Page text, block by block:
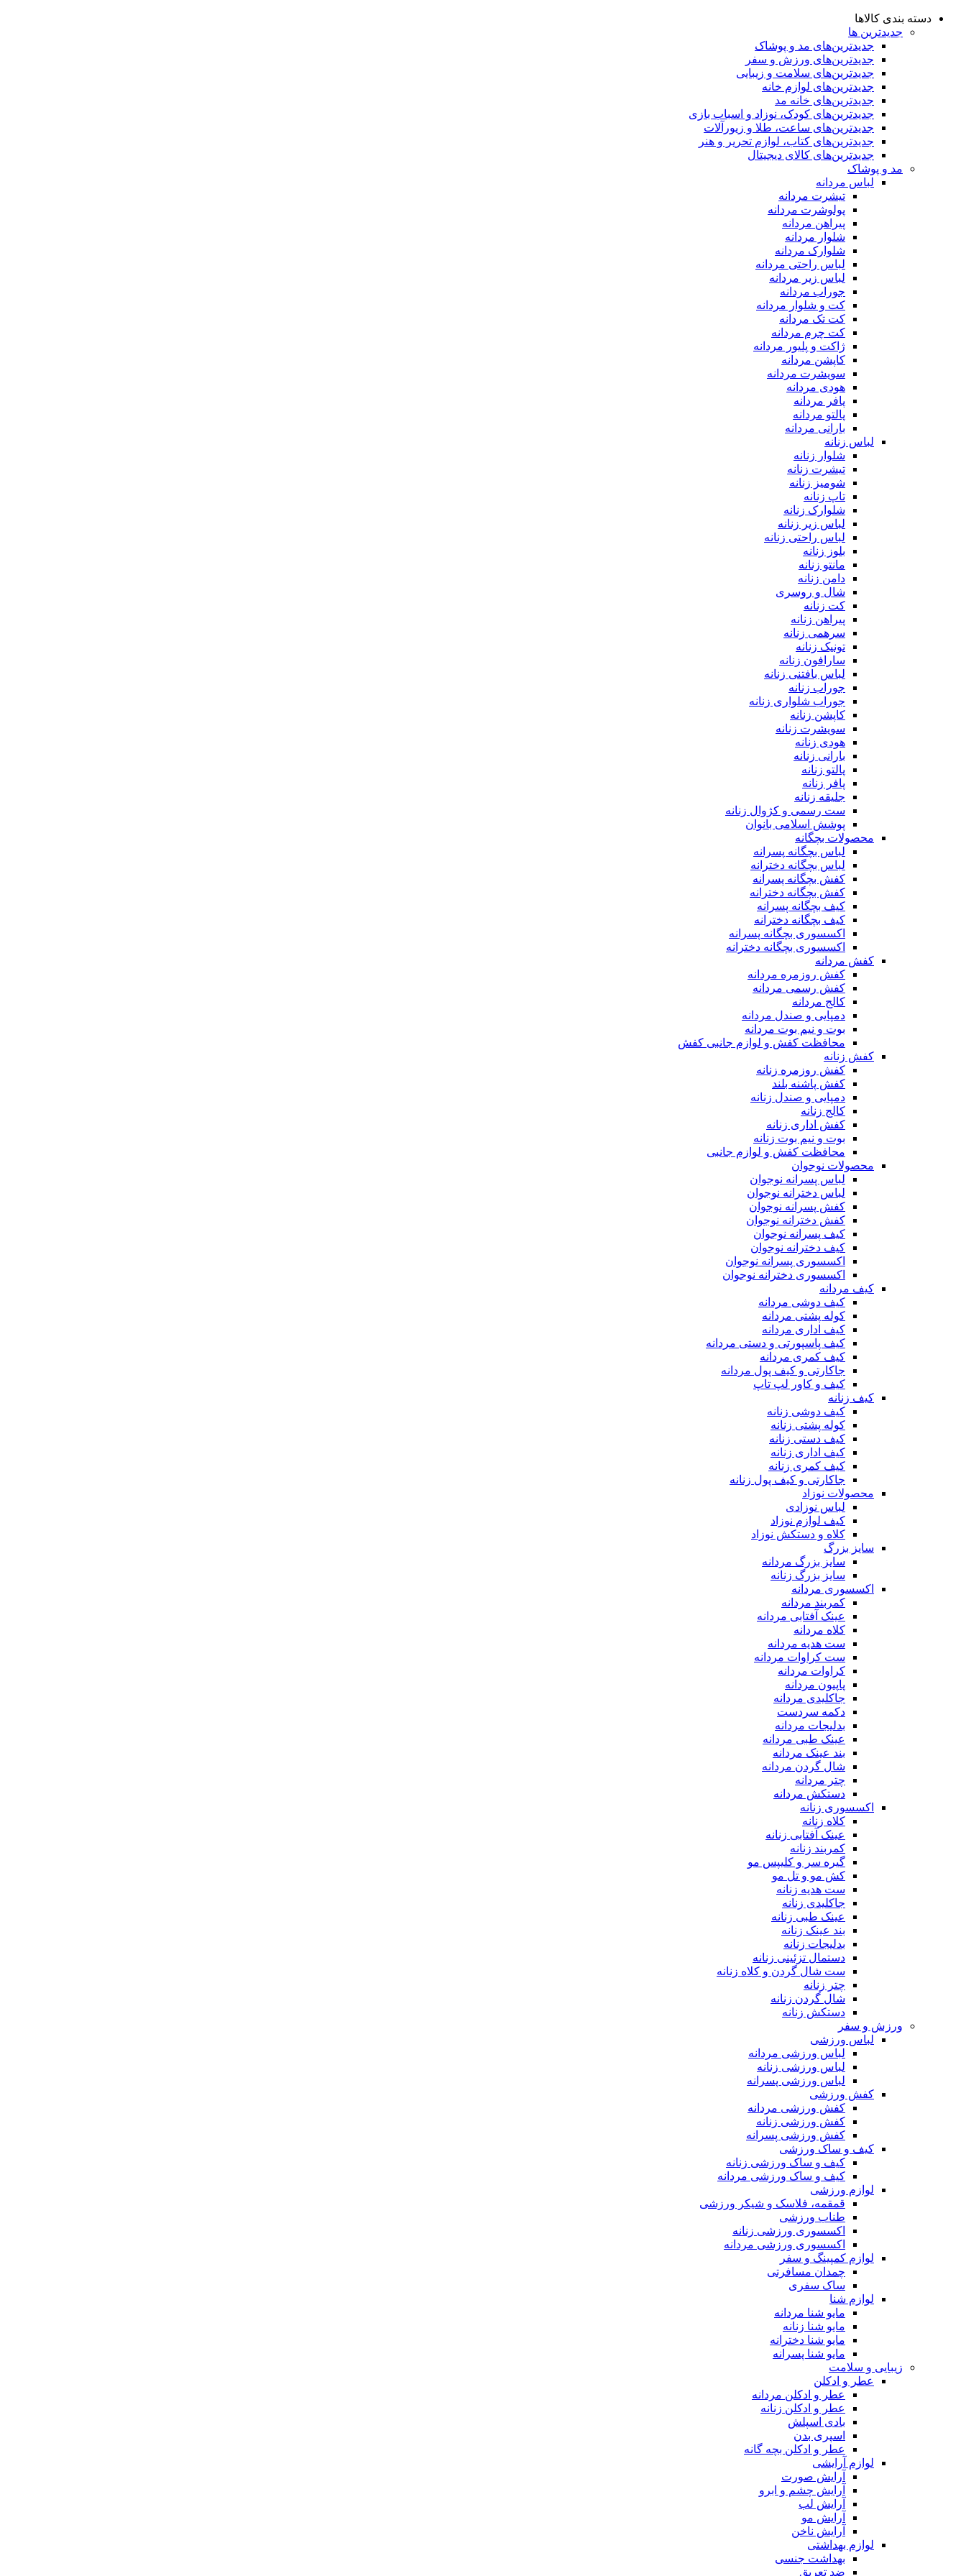
دسته بندی کالاها
جدیدترین ها
جدید‌ترین‌های مد و پوشاک
جدید‌ترین‌های ورزش و سفر
جدید‌ترین‌های سلامت و زیبایی
جدید‌ترین‌های لوازم خانه
جدیدترین‌های خانه مد
جدید‌ترین‌های کودک، نوزاد و اسباب بازی
جدید‌ترین‌های ساعت، طلا و زیورآلات
جدید‌ترین‌های کتاب، لوازم تحریر و هنر
جدید‌ترین‌های کالای دیجیتال
مد و پوشاک
لباس مردانه
تیشرت مردانه
پولوشرت مردانه
پیراهن مردانه
شلوار مردانه
شلوارک مردانه
لباس راحتی مردانه
لباس زیر مردانه
جوراب مردانه
کت و شلوار مردانه
کت تک مردانه
کت چرم مردانه
ژاکت و پلیور مردانه
کاپشن مردانه
سویشرت مردانه
هودی مردانه
پافر مردانه
پالتو مردانه
بارانی مردانه
لباس زنانه
شلوار زنانه
تیشرت زنانه
شومیز زنانه
تاپ زنانه
شلوارک زنانه
لباس زیر زنانه
لباس راحتی زنانه
بلوز زنانه
مانتو زنانه
دامن زنانه
شال و روسری
کت زنانه
پیراهن زنانه
سرهمی زنانه
تونیک زنانه
سارافون زنانه
لباس بافتنی زنانه
جوراب زنانه
جوراب شلواری زنانه
کاپشن زنانه
سویشرت زنانه
هودی زنانه
بارانی زنانه
پالتو زنانه
پافر زنانه
جلیقه زنانه
ست رسمی و کژوال زنانه
پوشش اسلامی بانوان
محصولات بچگانه
لباس بچگانه پسرانه
لباس بچگانه دخترانه
کفش بچگانه پسرانه
کفش بچگانه دخترانه
کیف بچگانه پسرانه
کیف بچگانه دخترانه
اکسسوری بچگانه پسرانه
اکسسوری بچگانه دخترانه
کفش مردانه
کفش روزمره مردانه
کفش رسمی مردانه
کالج مردانه
دمپایی و صندل مردانه
بوت و نیم بوت مردانه
محافظت کفش و لوازم جانبی کفش
کفش زنانه
کفش روزمره زنانه
کفش پاشنه بلند
دمپایی و صندل زنانه
کالج زنانه
کفش اداری زنانه
بوت و نیم بوت زنانه
محافظت کفش و لوازم جانبی
محصولات نوجوان
لباس پسرانه نوجوان
لباس دخترانه نوجوان
کفش پسرانه نوجوان
کفش دخترانه نوجوان
کیف پسرانه نوجوان
کیف دخترانه نوجوان
اکسسوری پسرانه نوجوان
اکسسوری دخترانه نوجوان
کیف مردانه
کیف دوشی مردانه
کوله پشتی مردانه
کیف اداری مردانه
کیف پاسپورتی و دستی مردانه
کیف کمری مردانه
جاکارتی و کیف پول مردانه
کیف و کاور لپ تاپ
کیف زنانه
کیف دوشی زنانه
کوله پشتی زنانه
کیف دستی زنانه
کیف اداری زنانه
کیف کمری زنانه
جاکارتی و کیف پول زنانه
محصولات نوزاد
لباس نوزادی
کیف لوازم نوزاد
کلاه و دستکش نوزاد
سایز بزرگ
سایز بزرگ مردانه
سایز بزرگ زنانه
اکسسوری مردانه
کمربند مردانه
عینک آفتابی مردانه
کلاه مردانه
ست هدیه مردانه
ست کراوات مردانه
کراوات مردانه
پاپیون مردانه
جاکلیدی مردانه
دکمه سردست
بدلیجات مردانه
عینک طبی مردانه
بند عینک مردانه
شال گردن مردانه
چتر مردانه
دستکش مردانه
اکسسوری زنانه
کلاه زنانه
عینک آفتابی زنانه
کمربند زنانه
گیره سر و کلیپس مو
کش مو و تل مو
ست هدیه زنانه
جاکلیدی زنانه
عینک طبی زنانه
بند عینک زنانه
بدلیجات زنانه
دستمال تزئینی زنانه
ست شال گردن و کلاه زنانه
چتر زنانه
شال گردن زنانه
دستکش زنانه
ورزش و سفر
لباس ورزشی
لباس ورزشی مردانه
لباس ورزشی زنانه
لباس ورزشی پسرانه
کفش ورزشی
کفش ورزشی مردانه
کفش ورزشی زنانه
کفش ورزشی پسرانه
کیف و ساک ورزشی
کیف و ساک ورزشی زنانه
کیف و ساک ورزشی مردانه
لوازم ورزشی
قمقمه، فلاسک و شیکر ورزشی
طناب ورزشی
اکسسوری ورزشی زنانه
اکسسوری ورزشی مردانه
لوازم کمپینگ و سفر
چمدان مسافرتی
ساک سفری
لوازم شنا
مایو شنا مردانه
مایو شنا زنانه
مایو شنا دخترانه
مایو شنا پسرانه
زیبایی و سلامت
عطر و ادکلن
عطر و ادکلن مردانه
عطر و ادکلن زنانه
بادی اسپلش
اسپری بدن
عطر و ادکلن بچه گانه
لوازم آرایشی
آرایش صورت
آرایش چشم و ابرو
آرایش لب
آرایش مو
آرایش ناخن
لوازم بهداشتی
بهداشت جنسی
ضد تعریق